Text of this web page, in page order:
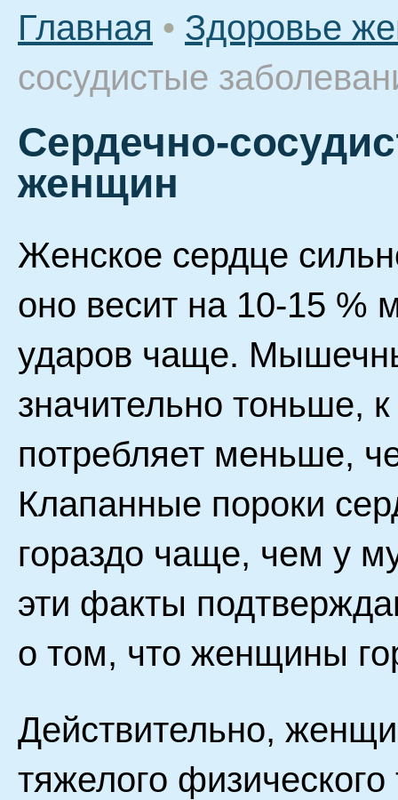
Главная • Здоровье
сосудистые
Сердечно-
женщин
Женское сердце
оно весит на 10-15 %
ударов чаще.
значительно тоньше,
потребляет меньше,
Клапанные пороки
гораздо чаще, чем у
эти факты
о том, что женщины
Действительно,
тяжелого